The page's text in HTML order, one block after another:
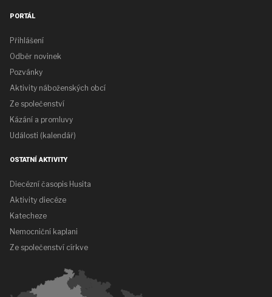
PORTÁL
Přihlášení
Odběr novinek
Pozvánky
Aktivity náboženských obcí
Ze společenství
Kázání a promluvy
Události (kalendář)
OSTATNÍ AKTIVITY
Diecézní časopis Husita
Aktivity diecéze
Katecheze
Nemocniční kaplani
Ze společenství církve